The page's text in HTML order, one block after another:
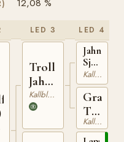
LED 3
Troll
Jahn
(NO)
Kallblodig Travare
LED 4
Jahn
Sjur
(NO)
T-
254
Kallblodig Travare
Grans
Turi
(NO)
Kallblodig Travare